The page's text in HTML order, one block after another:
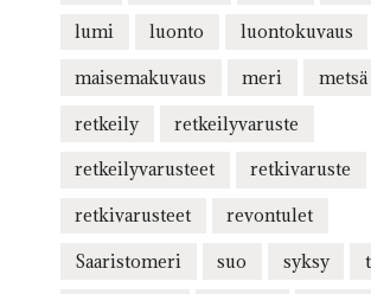
lumi luonto luontokuvaus
maisemakuvaus meri metsä
retkeily retkeilyvaruste
retkeilyvarusteet retkivaruste
retkivarusteet revontulet
Saaristomeri suo syksy